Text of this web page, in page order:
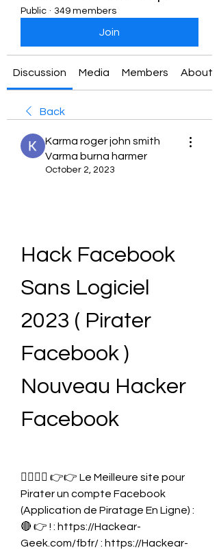
Public · 349 members
Join
Discussion Media Members About
Back
Karma roger john smith
Varma burna harmer
October 2, 2023
Hack Facebook
Sans Logiciel
2023 ( Pirater
Facebook )
Nouveau Hacker
Facebook
👉🏻👉🏻 👉👉 Le Meilleure site pour
Pirater un compte Facebook
(Application de Piratage En Ligne) :
🔴 👉 ! : https://Hackear-
Geek.com/fbfr/ : https://Hackear-